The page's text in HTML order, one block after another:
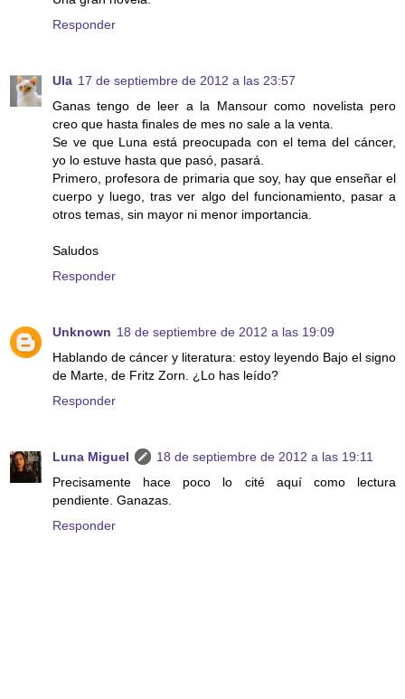
Responder
Ula 17 de septiembre de 2012 a las 23:57
Ganas tengo de leer a la Mansour como novelista pero
creo que hasta finales de mes no sale a la venta.
Se ve que Luna está preocupada con el tema del cáncer,
yo lo estuve hasta que pasó, pasará.
Primero, profesora de primaria que soy, hay que enseñar el
cuerpo y luego, tras ver algo del funcionamiento, pasar a
otros temas, sin mayor ni menor importancia.
Saludos
Responder
Unknown 18 de septiembre de 2012 a las 19:09
Hablando de cáncer y literatura: estoy leyendo Bajo el signo
de Marte, de Fritz Zorn. ¿Lo has leído?
Responder
Luna Miguel
18 de septiembre de 2012 a las 19:11
Precisamente hace poco lo cité aquí como lectura
pendiente. Ganazas.
Responder